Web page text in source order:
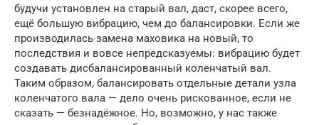
будучи установлен на старый вал, даст, скорее всего,
ещё большую вибрацию, чем до балансировки. Если же
производилась замена маховика на новый, то
последствия и вовсе непредсказуемы: вибрацию будет
создавать дисбалансированный коленчатый вал.
Таким образом, балансировать отдельные детали узла
коленчатого вала — дело очень рискованное, если не
сказать — безнадёжное. Но, возможно, у нас также